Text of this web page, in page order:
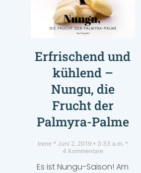
Erfrischend und
kühlend –
Nungu, die
Frucht der
Palmyra-Palme
Irene Juni 2, 2019
3:33 a.m.
4 Kommentare
Es ist Nungu-Saison! Am